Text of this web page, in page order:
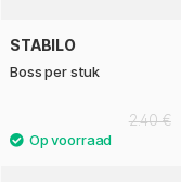
STABILO
Boss per stuk
2.40 €